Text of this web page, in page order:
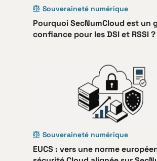
Souveraineté numérique
Pourquoi SecNumCloud est un
confiance pour les DSI et RSSI ?
Souveraineté numérique
EUCS : vers une norme